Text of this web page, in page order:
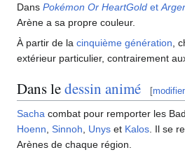
Dans Pokémon Or HeartGold et
Arène a sa propre couleur.
À partir de la cinquième génération ,
extérieur particulier, contrairement
Dans ledessin animé [modifier
Sacha combat pour remporter les
Hoenn Sinnoh Unys et Kalos . Il se
Arènes de chaque région.